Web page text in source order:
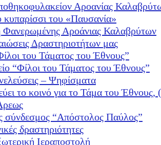
Αροανίας
κυπαρίσσι του «Παυσανία»
Αροάνιας Καλαβρύτων
Δραστηριοτήτων μας
του Τάματος του Έθνους”
“Φίλοι του Τάματος του Έθνους”
– Ψηφίσματα
το κοινό για το Τάμα του Έθνους,
σύνδεσμος “Απόστολος Παύλος”
δραστηριότητες
Ιεραποστολή